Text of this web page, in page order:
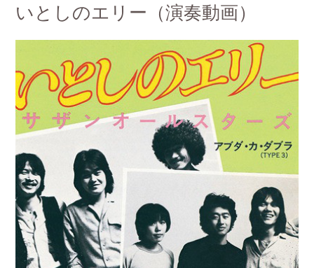
いとしのエリー（演奏動画）